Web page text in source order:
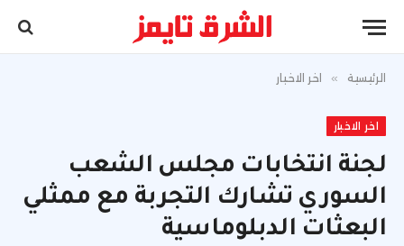
الرئيسية » اخر الاخبار
اخر الاخبار
لجنة انتخابات مجلس الشعب
السوري تشارك التجربة مع ممثلي
البعثات الدبلوماسية